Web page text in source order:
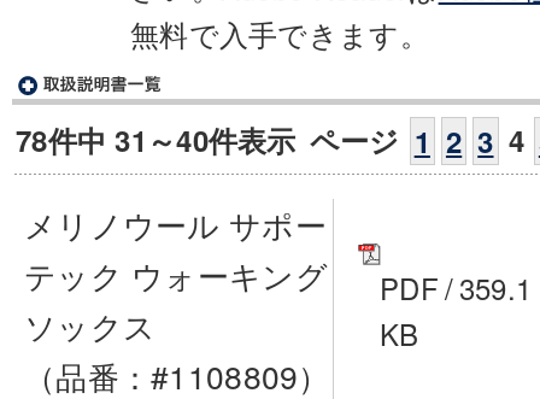
無料で入手できます。
78件中 31～40件表示 ページ 1 2 3 4
メリノウール サポー
テック ウォーキング
ソックス
（品番：#1108809）
PDF/359.1
KB